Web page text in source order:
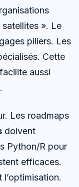
». Le
piliers. Les
Cette
aussi
Les roadmaps
doivent
Python/R pour
efficaces.